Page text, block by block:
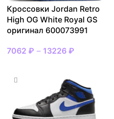
Кроссовки Jordan Retro
High OG White Royal GS
оригинал 600073991
7062 ₽ – 13226 ₽